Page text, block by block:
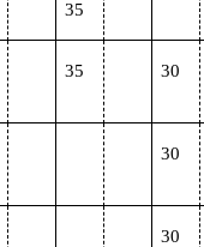
35
35 30
30
30